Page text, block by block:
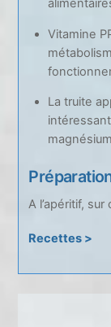
Vitamine
La truite
A l’apéritif, sur
Recettes >